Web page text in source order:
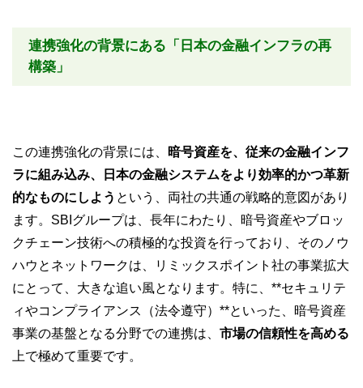
連携強化の背景にある「日本の金融インフラの再
構築」
この連携強化の背景には、
暗号資産を、従来の金融インフ
ラに組み込み、日本の金融システムをより効率的かつ革新
的なものにしよう という、両社の共通の戦略的意図があり
ます。SBIグループは、長年にわたり、暗号資産やブロッ
クチェーン技術への積極的な投資を行っており、そのノウ
ハウとネットワークは、リミックスポイント社の事業拡大
にとって、大きな追い風となります。特に、**セキュリテ
ィやコンプライアンス（法令遵守）**といった、暗号資産
事業の基盤となる分野での連携は、 市場の信頼性を高める
上で極めて重要です。